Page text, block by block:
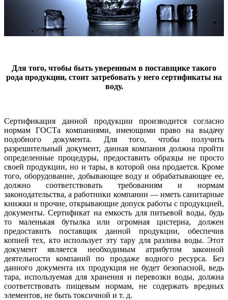
Для того, чтобы быть уверенным в поставщике такого
рода продукции, стоит затребовать у него сертификаты на
воду.
Сертификация данной продукции производится согласно
нормам ГОСТа компаниями, имеющими право на выдачу
подобного документа. Для того, чтобы получить
разрешительный документ, данная компания должна пройти
определенные процедуры, предоставить образцы не просто
своей продукции, но и тары, в которой она продается. Кроме
того, оборудование, добывающее воду и обрабатывающее ее,
должно соответствовать требованиям и нормам
законодательства, а работники компании — иметь санитарные
книжки и прочие, открывающие допуск работы с продукцией,
документы. Сертификат на емкость для питьевой воды, будь
то маленькая бутылка или огромная цистерна, должен
предоставить поставщик данной продукции, обеспечив
копией тех, кто использует эту тару для разлива воды. Этот
документ является необходимым атрибутом законной
деятельности компаний по продаже водного ресурса. Без
данного документа их продукция не будет безопасной, ведь
тара, используемая для хранения и перевозки воды, должна
соответствовать пищевым нормам, не содержать вредных
элементов, не быть токсичной и т. д.